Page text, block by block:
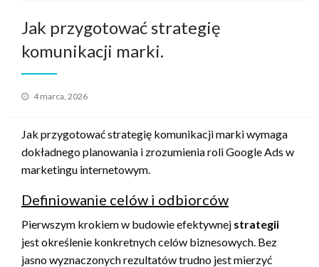
Jak przygotować strategię
komunikacji marki.
Opublikowane
4 marca, 2026
Jak przygotować strategię komunikacji marki wymaga
dokładnego planowania i zrozumienia roli Google Ads w
marketingu internetowym.
Definiowanie celów i odbiorców
Pierwszym krokiem w budowie efektywnej strategii
jest określenie konkretnych celów biznesowych. Bez
jasno wyznaczonych rezultatów trudno jest mierzyć